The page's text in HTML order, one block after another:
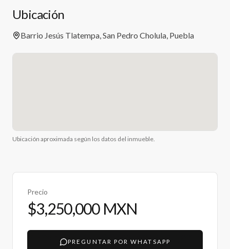
Ubicación
Barrio Jesús Tlatempa, San Pedro Cholula, Puebla
Ubicación aproximada según los datos del inmueble.
Precio
$3,250,000 MXN
PREGUNTAR POR WHATSAPP